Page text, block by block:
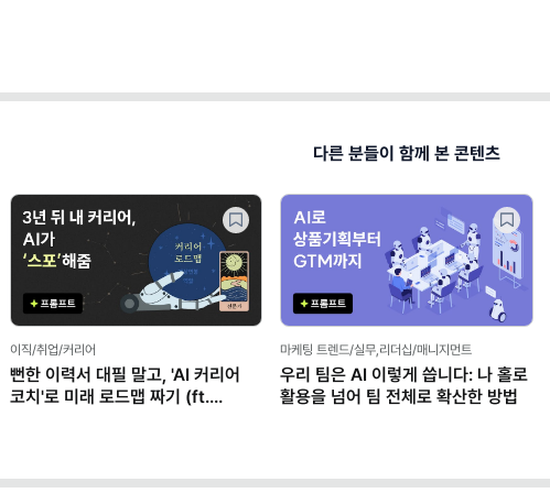
다른 분들이 함께 본 콘텐츠
이직/취업/커리어
뻔한 이력서 대필 말고, 'AI 커리어
코치'로 미래 로드맵 짜기 (ft.
마케팅 트렌드/실무,리더십/매니지먼트
우리 팀은 AI 이렇게 씁니다: 나 홀로
활용을 넘어 팀 전체로 확산한 방법